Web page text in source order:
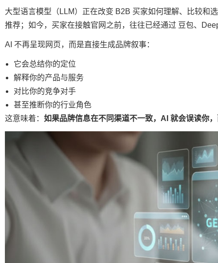
大型语言模型（LLM）正在改变 B2B 买家如何理解、比较和
推荐；如今，买家在接触官网之前，往往已经通过 豆包、
AI 不再呈现网页，而是直接生成品牌叙事：
它会总结你的定位
解释你的产品与服务
对比你的竞争对手
甚至推断你的行业角色
这意味着： 如果品牌信息在不同渠道不一致，AI 就会误读你